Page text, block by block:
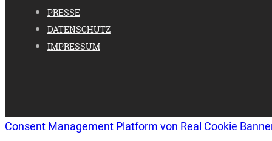
PRESSE
DATENSCHUTZ
IMPRESSUM
Consent Management Platform von Real Cookie